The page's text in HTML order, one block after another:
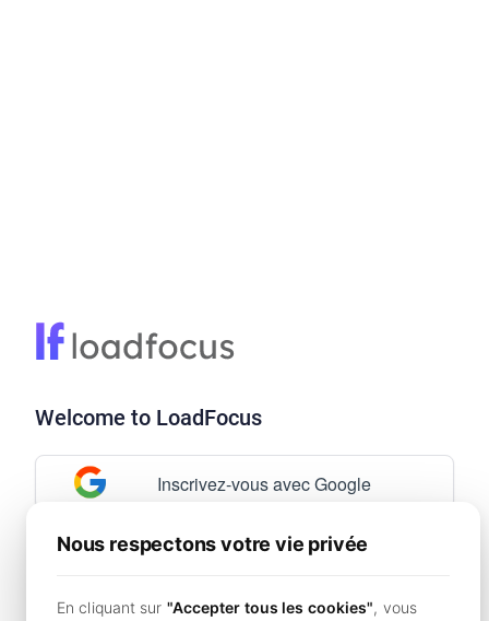
Welcome to LoadFocus
Inscrivez-vous avec Google
En continuant, vous acceptez les LoadFocus
Nous respectons votre vie privée
En cliquant sur "Accepter tous les cookies", vous